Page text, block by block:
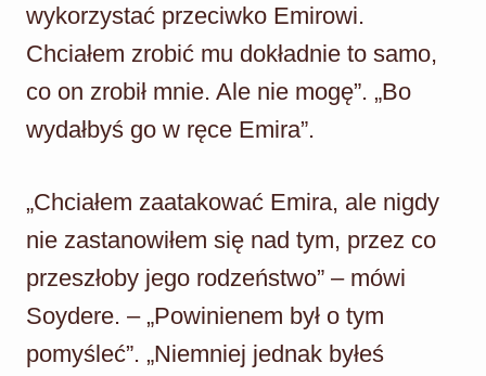
wykorzystać przeciwko Emirowi.
Chciałem zrobić mu dokładnie to samo,
co on zrobił mnie. Ale nie mogę”. „Bo
wydałbyś go w ręce Emira”.
„Chciałem zaatakować Emira, ale nigdy
nie zastanowiłem się nad tym, przez co
przeszłoby jego rodzeństwo” – mówi
Soydere. – „Powinienem był o tym
pomyśleć”. „Niemniej jednak byłeś